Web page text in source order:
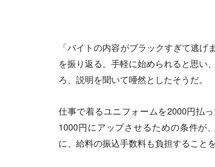
「バイトの内容がブラックすぎて逃
を振り返る。手軽に始められると思い
ろ、説明を聞いて唖然としたそうだ。
仕事で着るユニフォームを2000円払
1000円にアップさせるための条件が
に、給料の振込手数料も負担すること